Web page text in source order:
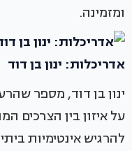
ומזמינה.
אדריכלות: ינון בן דוד
ינון בן דוד, מספר
על איזון בין הצרכים
להרגיש אינטימיות